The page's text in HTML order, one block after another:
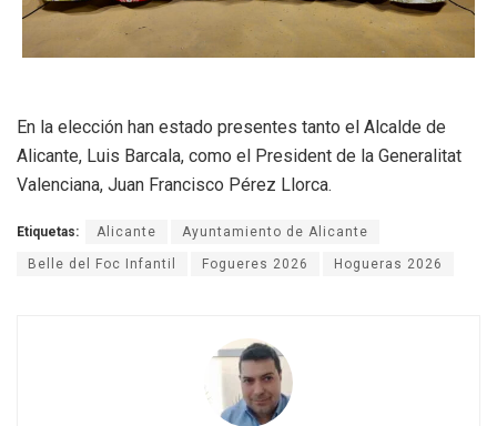
En la elección han estado presentes tanto el Alcalde de
Alicante, Luis Barcala, como el President de la Generalitat
Valenciana, Juan Francisco Pérez Llorca.
Etiquetas: Alicante Ayuntamiento de Alicante
Belle del Foc Infantil Fogueres 2026 Hogueras 2026